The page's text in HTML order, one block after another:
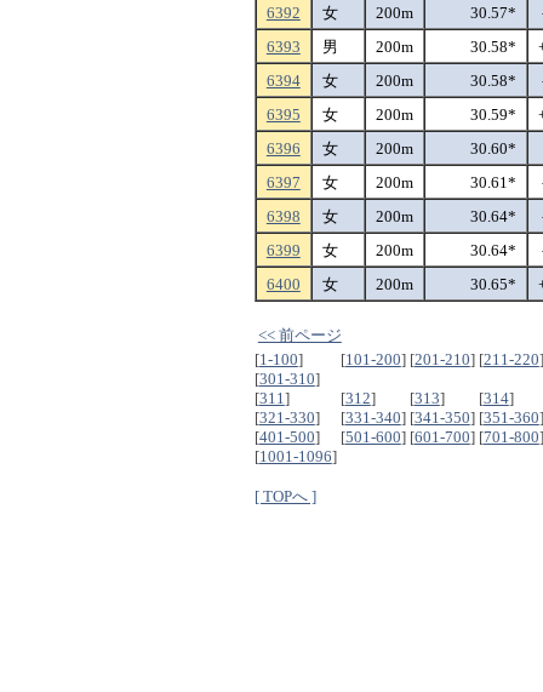
6392
女 200m 30.57*
6393
男 200m 30.58*
6394
女 200m 30.58*
6395
女 200m 30.59*
6396
女 200m
30.60*
6397
女 200m 30.61*
6398
女 200m 30.64*
6399
女 200m 30.64*
6400
女 200m 30.65*
<< 前ページ
[1-100] [101-200] [201-210] [211-220
[301-310]
[311] [312] [313] [314]
[321-330] [331-340] [341-350] [351-360
[401-500] [501-600] [601-700] [701-800
[1001-1096]
[ TOPへ ]